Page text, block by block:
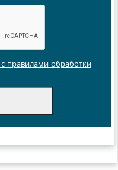
правилами обработки